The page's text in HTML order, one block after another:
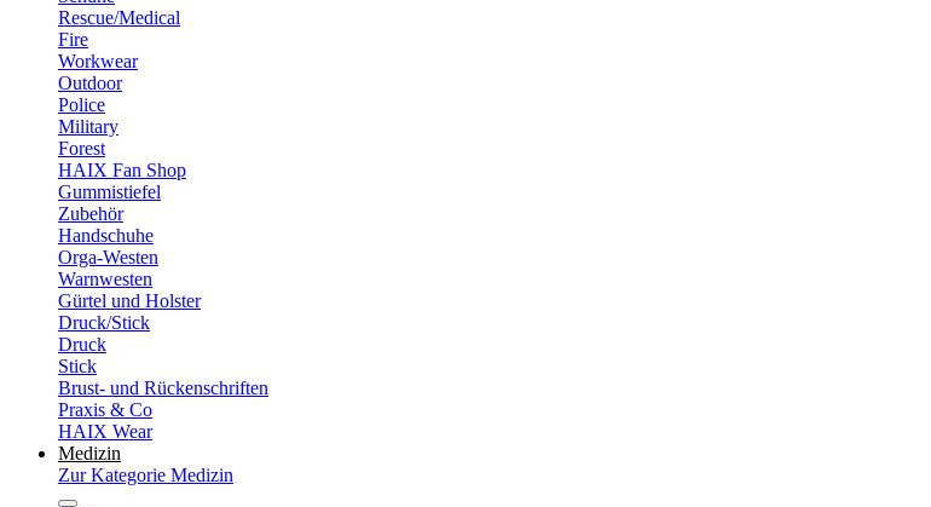
Rescue/Medical
Fire
Workwear
Outdoor
Police
Military
Forest
HAIX Fan Shop
Gummistiefel
Zubehör
Handschuhe
Orga-Westen
Warnwesten
Gürtel und Holster
Druck/Stick
Druck
Stick
Brust- und Rückenschriften
Praxis & Co
HAIX Wear
Medizin
Zur Kategorie Medizin